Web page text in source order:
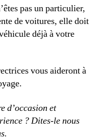
pas un particulier,
de voitures, elle doit
déjà à votre
vous aideront à
d’occasion et
? Dites-le nous